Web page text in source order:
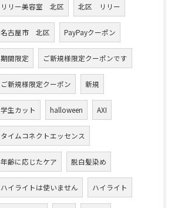
リリー美容室 北区 北区 リリー
名古屋市 北区 PayPayクーポン
期間限定 ご新規様限定クーポンです
ご新規様限定クーポン 新規
学生カット halloween AXI
タイムコネクトエッセンス
年齢に応じたケア 脱白髪染め
ハイライトは使いません ハイライト